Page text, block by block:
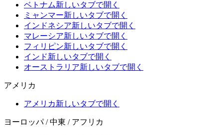
ベトナム新しいタブで開く
ミャンマー新しいタブで開く
インドネシア新しいタブで開く
マレーシア新しいタブで開く
フィリピン新しいタブで開く
インド新しいタブで開く
オーストラリア新しいタブで開く
アメリカ
アメリカ新しいタブで開く
ヨーロッパ / 中東 / アフリカ